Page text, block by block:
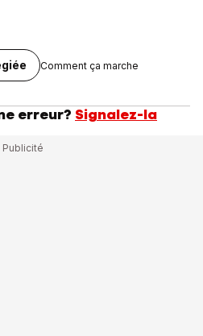
Comment ça marche
erreur? Signalez-la